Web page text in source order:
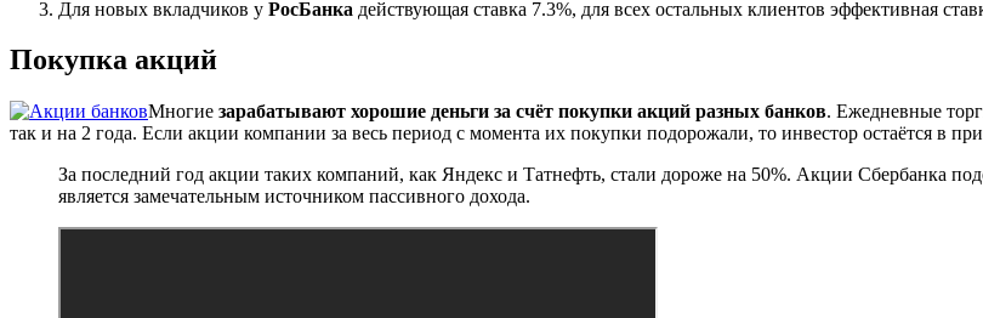
Для новых вкладчиков у РосБанка действующая ставка 7.3%, для всех остальных клиентов эффективная
Покупка акций
Многие зарабатывают хорошие деньги за счёт покупки акций разных банков. Ежедневные
так и на 2 года. Если акции компании за весь период с момента их покупки подорожали, то инвестор остаётся в
За последний год акции таких компаний, как Яндекс и Татнефть, стали дороже на 50%. Акции Сбербанка
является замечательным источником пассивного дохода.